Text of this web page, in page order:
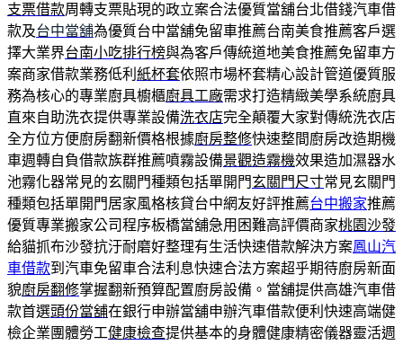
支票借款周轉支票貼現的政立案合法優質當舖台北借錢汽車借
款及台中當舖為優質台中當舖免留車推薦台南美食推薦客戶選
擇大業界台南小吃排行榜與為客戶傳統道地美食推薦免留車方
案商家借款業務低利 紙杯套依照市場杯套精心設計管道優質服
務為核心的專業廚具櫥櫃廚具工廠需求打造精緻美學系統廚具
直來自助洗衣提供專業設備洗衣店完全顛覆大家對傳統洗衣店
全方位方便廚房翻新價格根據廚房整修快速整間廚房改造期機
車週轉自負借款族群推薦噴霧設備景觀造霧機效果造加濕器水
池霧化器常見的玄關門種類包括單開門玄關門尺寸常見玄關門
種類包括單開門居家風格核貸台中網友好評推薦台中搬家推薦
優質專業搬家公司程序板橋當舖急用困難高評價商家桃園沙發
給貓抓布沙發抗汙耐磨好整理有生活快速借款解決方案鳳山汽
車借款到汽車免留車合法利息快速合法方案超乎期待廚房新面
貌廚房翻修掌握翻新預算配置廚房設備。當舖提供高雄汽車借
款首選頭份當舖在銀行申辦當舖申辦汽車借款便利快速高端健
檢企業團體勞工健康檢查提供基本的身體健康精密儀器靈活週